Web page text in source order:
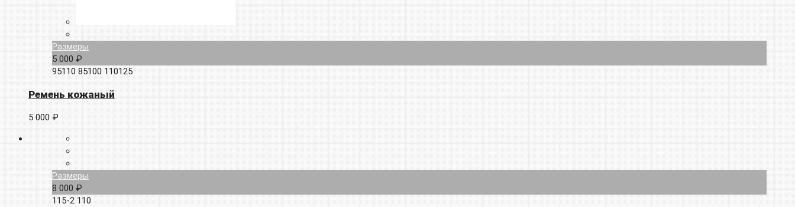
Размеры
5 000 ₽
95110 85100 110125
Ремень кожаный
5 000 ₽
Размеры
8 000 ₽
115-2 110